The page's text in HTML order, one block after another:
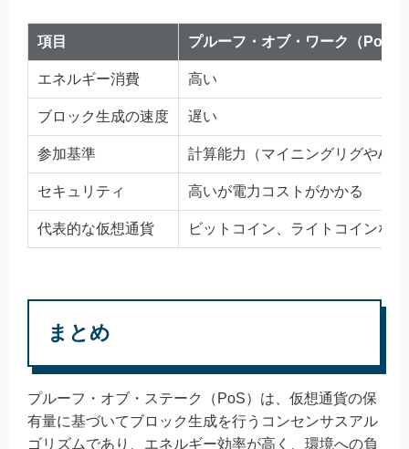
項目 プルーフ・オブ・ワーク（PoW
エネルギー消費 高い
ブロック生成の速度 遅い
参加基準 計算能力（マイニングリグや
セキュリティ 高いが電力コストがかかる
代表的な仮想通貨 ビットコイン、ライトコインなど
まとめ
プルーフ・オブ・ステーク（PoS）は、仮想通貨の保
有量に基づいてブロック生成を行うコンセンサスアル
ゴリズムであり、エネルギー効率が高く、環境への負